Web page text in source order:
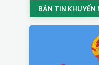
BẢN TIN KHUYẾN